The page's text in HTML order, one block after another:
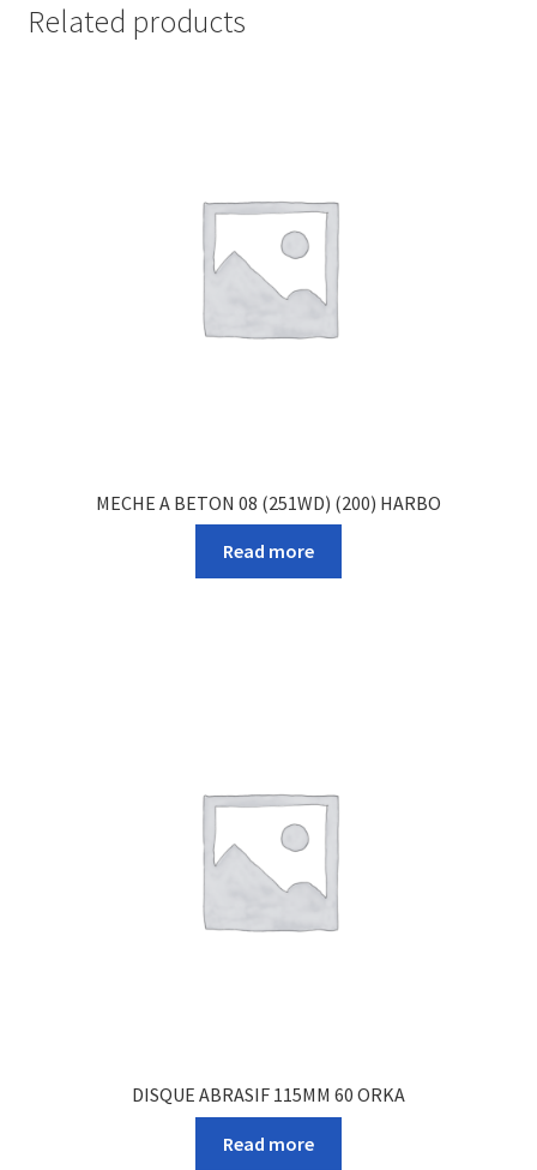
Related products
MECHE A BETON 08 (251WD) (200) HARBO
Read more
DISQUE ABRASIF 115MM 60 ORKA
Read more